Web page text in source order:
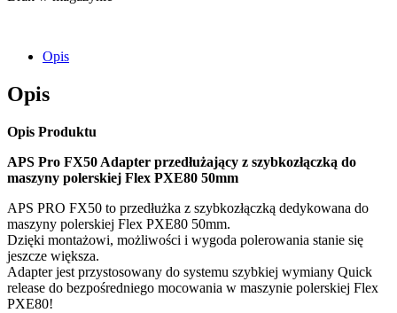
Opis
Opis
Opis Produktu
APS Pro FX50 Adapter przedłużający z szybkozłączką do
maszyny polerskiej Flex PXE80 50mm
APS PRO FX50 to przedłużka z szybkozłączką dedykowana do
maszyny polerskiej Flex PXE80 50mm.
Dzięki montażowi, możliwości i wygoda polerowania stanie się
jeszcze większa.
Adapter jest przystosowany do systemu szybkiej wymiany Quick
release do bezpośredniego mocowania w maszynie polerskiej Flex
PXE80!